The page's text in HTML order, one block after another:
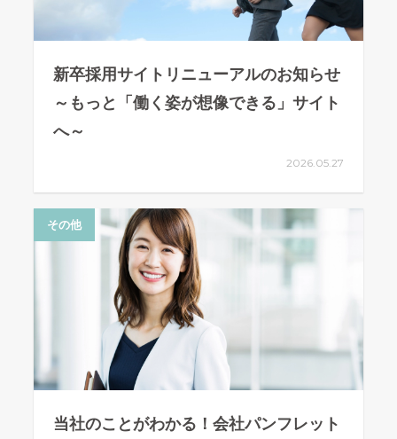
新卒採用サイトリニューアルのお知らせ
～もっと「働く姿が想像できる」サイト
へ～
2026.05.27
その他
当社のことがわかる！会社パンフレット